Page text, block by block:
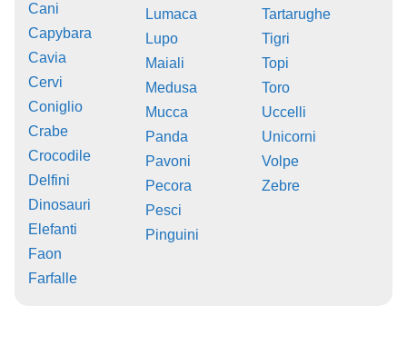
Cani
Capybara
Cavia
Cervi
Coniglio
Crabe
Crocodile
Delfini
Dinosauri
Elefanti
Faon
Farfalle
Lumaca
Lupo
Maiali
Medusa
Mucca
Panda
Pavoni
Pecora
Pesci
Pinguini
Tartarughe
Tigri
Topi
Toro
Uccelli
Unicorni
Volpe
Zebre